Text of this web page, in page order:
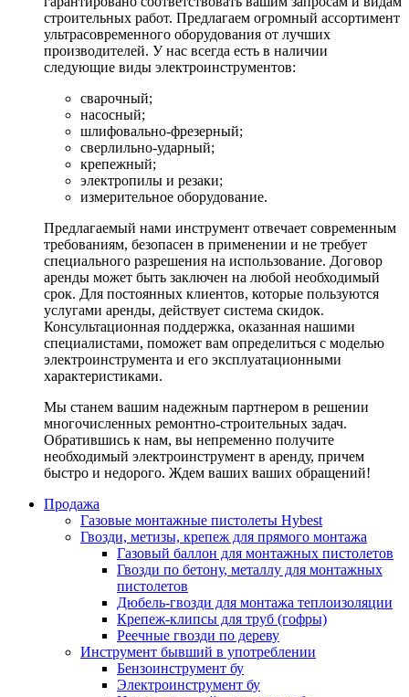
строительных работ. Предлагаем огромный ассортимент
ультрасовременного оборудования от лучших
производителей. У нас всегда есть в наличии
следующие виды электроинструментов:
сварочный;
насосный;
шлифовально-фрезерный;
сверлильно-ударный;
крепежный;
электропилы и резаки;
измерительное оборудование.
Предлагаемый нами инструмент отвечает современным
требованиям, безопасен в применении и не требует
специального разрешения на использование. Договор
аренды может быть заключен на любой необходимый
срок. Для постоянных клиентов, которые пользуются
услугами аренды, действует система скидок.
Консультационная поддержка, оказанная нашими
специалистами, поможет вам определиться с моделью
электроинструмента и его эксплуатационными
характеристиками.
Мы станем вашим надежным партнером в решении
многочисленных ремонтно-строительных задач.
Обратившись к нам, вы непременно получите
необходимый электроинструмент в аренду, причем
быстро и недорого. Ждем ваших ваших обращений!
Продажа
Газовые монтажные пистолеты Hybest
Гвозди, метизы, крепеж для прямого монтажа
Газовый баллон для монтажных пистолетов
Гвозди по бетону, металлу для монтажных
пистолетов
Дюбель-гвозди для монтажа теплоизоляции
Крепеж-клипсы для труб (гофры)
Реечные гвозди по дереву
Инструмент бывший в употреблении
Бензоинструмент бу
Электроинструмент бу